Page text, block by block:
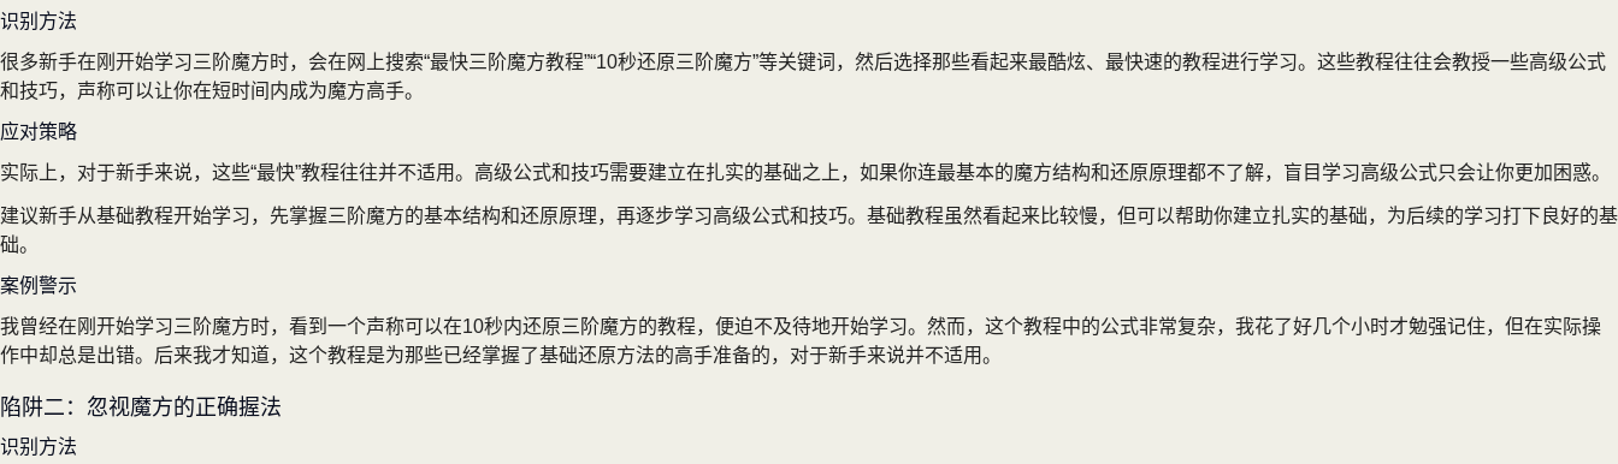
识别方法
很多新手在刚开始学习三阶魔方时，会在网上搜索“最快三阶魔方教程”“10秒还原三阶魔方”等关键词，然后选择那些看起来最酷炫、最快速的教程进行学习。这些教程往往会教授一些高级公式
和技巧，声称可以让你在短时间内成为魔方高手。
应对策略
实际上，对于新手来说，这些“最快”教程往往并不适用。高级公式和技巧需要建立在扎实的基础之上，如果你连最基本的魔方结构和还原原理都不了解，盲目学习高级公式只会让你更加困惑。
建议新手从基础教程开始学习，先掌握三阶魔方的基本结构和还原原理，再逐步学习高级公式和技巧。基础教程虽然看起来比较慢，但可以帮助你建立扎实的基础，为后续的学习打下良好的基
础。
案例警示
我曾经在刚开始学习三阶魔方时，看到一个声称可以在10秒内还原三阶魔方的教程，便迫不及待地开始学习。然而，这个教程中的公式非常复杂，我花了好几个小时才勉强记住，但在实际操
作中却总是出错。后来我才知道，这个教程是为那些已经掌握了基础还原方法的高手准备的，对于新手来说并不适用。
陷阱二：忽视魔方的正确握法
识别方法